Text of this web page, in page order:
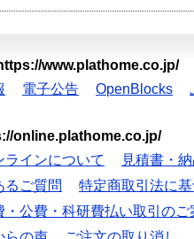
www.plathome.co.jp/
電子公告 OpenBlocks
online.plathome.co.jp/
ラインについて
見積書・
るご質問
特定商取引法に
・公費・科研費払い取引のご